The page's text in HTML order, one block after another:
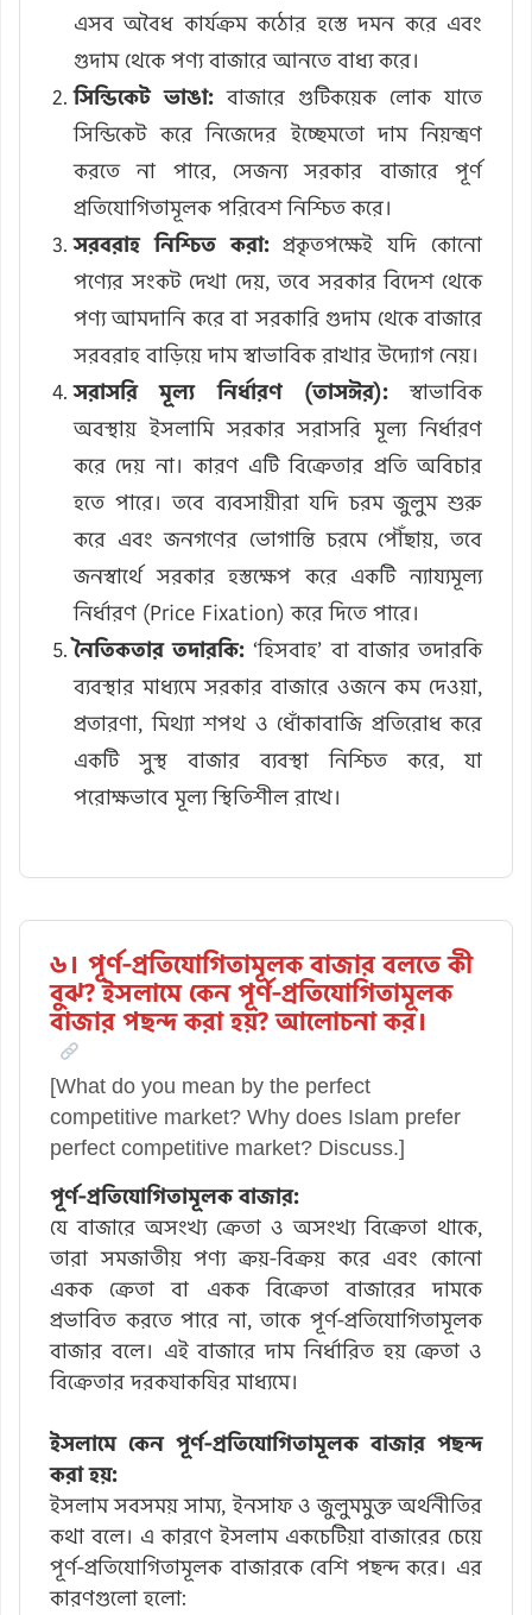
এসব অবৈধ কার্যক্রম কঠোর হস্তে দমন করে এবং
গুদাম থেকে পণ্য বাজারে আনতে বাধ্য করে।
সিন্ডিকেট ভাঙা: বাজারে গুটিকয়েক লোক যাতে
সিন্ডিকেট করে নিজেদের ইচ্ছেমতো দাম নিয়ন্ত্রণ
করতে না পারে, সেজন্য সরকার বাজারে পূর্ণ
প্রতিযোগিতামূলক পরিবেশ নিশ্চিত করে।
সরবরাহ নিশ্চিত করা:প্রকৃতপক্ষেই যদি কোনো
পণ্যের সংকট দেখা দেয়, তবে সরকার বিদেশ থেকে
পণ্য আমদানি করে বা সরকারি গুদাম থেকে বাজারে
সরবরাহ বাড়িয়ে দাম স্বাভাবিক রাখার উদ্যোগ নেয়।
সরাসরি মূল্য নির্ধারণ (তাসঈর):স্বাভাবিক
অবস্থায় ইসলামি সরকার সরাসরি মূল্য নির্ধারণ
করে দেয় না। কারণ এটি বিক্রেতার প্রতি অবিচার
হতে পারে। তবে ব্যবসায়ীরা যদি চরম জুলুম শুরু
করে এবং জনগণের ভোগান্তি চরমে পৌঁছায়, তবে
জনস্বার্থে সরকার হস্তক্ষেপ করে একটি ন্যায্যমূল্য
নির্ধারণ (Price Fixation) করে দিতে পারে।
নৈতিকতার তদারকি: ‘হিসবাহ’ বা বাজার তদারকি
ব্যবস্থার মাধ্যমে সরকার বাজারে ওজনে কম দেওয়া,
প্রতারণা, মিথ্যা শপথ ও ধোঁকাবাজি প্রতিরোধ করে
একটি সুস্থ বাজার ব্যবস্থা নিশ্চিত করে, যা
পরোক্ষভাবে মূল্য স্থিতিশীল রাখে।
৬। পূর্ণ-প্রতিযোগিতামূলক বাজার বলতে কী
বুঝ? ইসলামে কেন পূর্ণ-প্রতিযোগিতামূলক
বাজার পছন্দ করা হয়? আলোচনা কর।
[What do you mean by the perfect
competitive market? Why does Islam prefer
perfect competitive market? Discuss.]
পূর্ণ-প্রতিযোগিতামূলক বাজার:
যে বাজারে অসংখ্য ক্রেতা ও অসংখ্য বিক্রেতা থাকে,
তারা সমজাতীয় পণ্য ক্রয়-বিক্রয় করে এবং কোনো
একক ক্রেতা বা একক বিক্রেতা বাজারের দামকে
প্রভাবিত করতে পারে না, তাকে পূর্ণ-প্রতিযোগিতামূলক
বাজার বলে। এই বাজারে দাম নির্ধারিত হয় ক্রেতা ও
বিক্রেতার দরকষাকষির মাধ্যমে।
ইসলামে কেন পূর্ণ-প্রতিযোগিতামূলক বাজার পছন্দ
করা হয়:
ইসলাম সবসময় সাম্য, ইনসাফ ও জুলুমমুক্ত অর্থনীতির
কথা বলে। এ কারণে ইসলাম একচেটিয়া বাজারের চেয়ে
পূর্ণ-প্রতিযোগিতামূলক বাজারকে বেশি পছন্দ করে। এর
কারণগুলো হলো: